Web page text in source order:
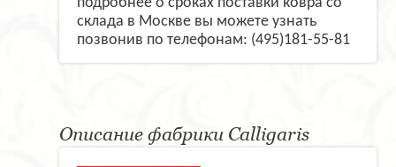
склада в Москве вы можете узнать
позвонив по телефонам: (495)181-55-81
Описание фабрики Calligaris